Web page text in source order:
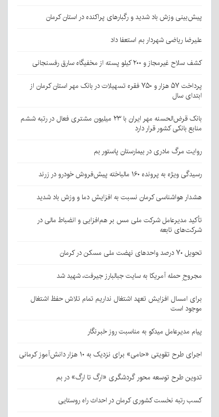
پیش‌بینی وزش باد شدید و رگبارهای پراکنده در استان کرمان
علیرضا ریاضی شهردار بم استعفا داد
کشف سلاح غیرمجاز و ۲۰۰ کیلو پسته از مخفیگاه سارق رفسنجانی
پرداخت ۵۷ هزار و ۷۵۰ فقره تسهیلات در بانک مهر استان کرمان از
ابتدای سال
بانک قرض‌الحسنه مهر ایران با ۲۳ میلیون مشتری فعال در رتبه ششم
منابع بانکی کشور قرار دارد
روایت مرگ مادری در بیمارستان پاستور بم
رسیدگی ویژه به پرونده ۱۶۰ مالباخته پیش‌فروش خودرو در زرند
هشدار هواشناسی کرمان نسبت به افزایش دما و وزش باد شدید
تأکید مدیرعامل شرکت ملی مس بر هم‌افزایی و انضباط مالی در
شرکت‌های تابعه
تحویل ۷۰ درصد واحدهای نهضت ملی مسکن در کرمان
مجروحِ حمله آمریکا به سایت جبالبارز جیرفت، شهید شد
برای امسال افزایش تعهد اشتغال نداریم تمام تلاش حفظ اشتغال
موجود است
پیام مدیرعامل میدکو به مناسبت روز خبرنگار
اجرای طرح تقویتی «حامی» برای نزدیک به ۱۰ هزار دانش‌آموز کرمانی
تدوین طرح توسعه محور گردشگری «ارگ تا ارگ» در بم
کسب رتبه نخست کشوری کرمان در احداث راه روستایی